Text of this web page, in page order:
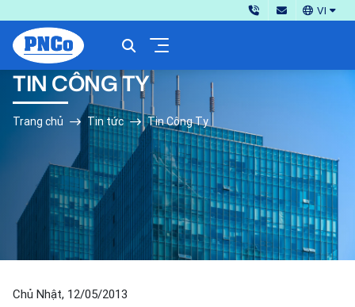
VI
TIN CÔNG TY
Trang chủ Tin tức Tin Công Ty
Chủ Nhật, 12/05/2013